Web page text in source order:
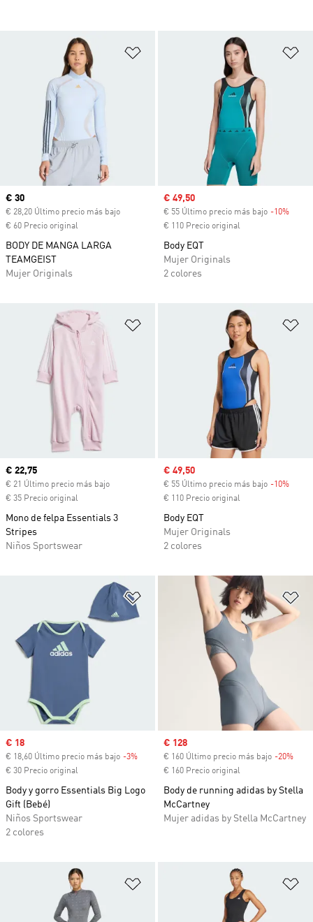
Añadir a la lista de deseos
Precio actual
€ 30
€ 28,20 Último precio más bajo
€ 60 Precio original
BODY DE MANGA LARGA
TEAMGEIST
Mujer Originals
Precio de venta
€ 49,50
€ 55 Último precio más bajo -10%
€ 110 Precio original
Body EQT
Mujer Originals
2 colores
Añadir a la lista de deseos
Precio actual
€ 22,75
€ 21 Último precio más bajo
€ 35 Precio original
Mono de felpa Essentials 3
Stripes
Niños Sportswear
Precio de venta
€ 49,50
€ 55 Último precio más bajo -10%
€ 110 Precio original
Body EQT
Mujer Originals
2 colores
Añadir a la lista de deseos
Precio de venta
€ 18
€ 18,60 Último precio más bajo -3% Descuento
€ 30 Precio original
Body y gorro Essentials Big Logo
Gift (Bebé)
Niños Sportswear
2 colores
Precio de venta
€ 128
€ 160 Último precio más bajo -20%
€ 160 Precio original
Body de running adidas by Stella
McCartney
Mujer adidas by Stella McCartney
Añadir a la lista de deseos